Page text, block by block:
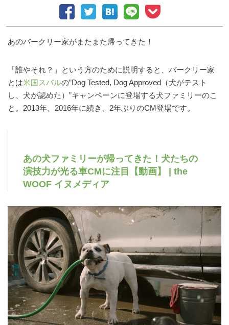
あのバークリー家がまたまた帰ってきた！
「誰やそれ？」という方のために説明すると、バークリー家
とは米国スバルの”Dog Tested, Dog Approved（犬がテスト
し、犬が認めた）”キャンペーンに登場する犬ファミリーのこ
と。2013年、2016年に続き、2年ぶりのCM登場です。
あの犬ファミリーが帰ってきた！犬たちの
演技力が光る車CMに注目【動画】 | the
WOOF イヌメディア